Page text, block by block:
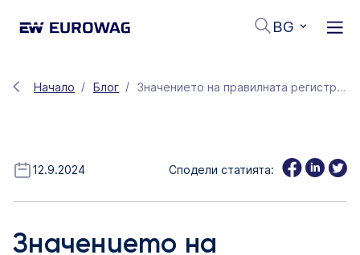
BG
Начало Блог Значението на правилната регистрация на камиони
12.9.2024 Сподели статията:
Значението на